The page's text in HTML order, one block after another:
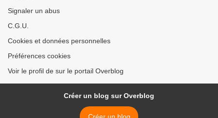
Signaler un abus
C.G.U.
Cookies et données personnelles
Préférences cookies
Voir le profil de sur le portail Overblog
Créer un blog sur Overblog